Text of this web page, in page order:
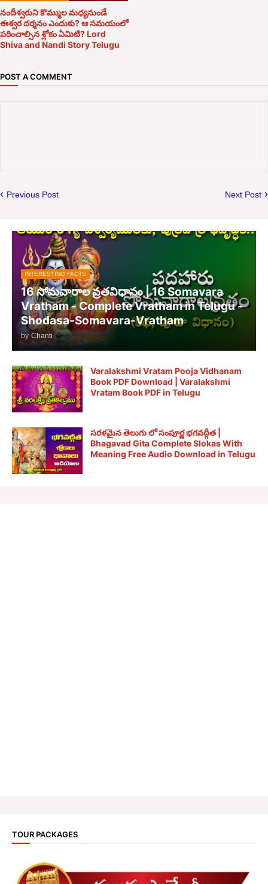
నందీశ్వరుని కొమ్ముల మధ్యనుండే
ఈశ్వర దర్శనం ఎందుకు? ఆ సమయంలో
పఠించాల్సిన శ్లోకం ఏమిటి? Lord
Shiva and Nandi Story Telugu
POST A COMMENT
Previous Post Next Post
INTERESTING FACTS
16 సోమవారాల వ్రతవిధానం | 16 Somavara
Vratham - Complete Vratham in Telugu -
Shodasa-Somavara-Vratham
by Chanti
Varalakshmi Vratam Pooja Vidhanam
Book PDF Download | Varalakshmi
Vratam Book PDF in Telugu
సరళమైన తెలుగు లో సంపూర్ణ భగవద్గీత |
Bhagavad Gita Complete Slokas With
Meaning Free Audio Download in Telugu
TOUR PACKAGES